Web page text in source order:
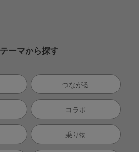
テーマから探す
つながる
コラボ
乗り物